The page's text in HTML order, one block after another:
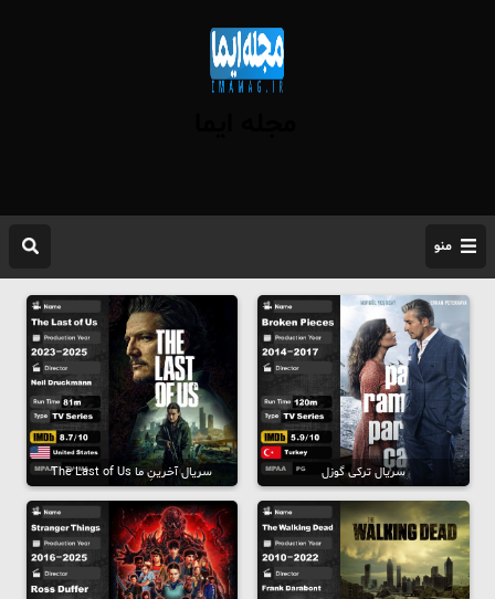
منو
سریال ترکی گوزل سریال آخرینِ ما The Last of Us